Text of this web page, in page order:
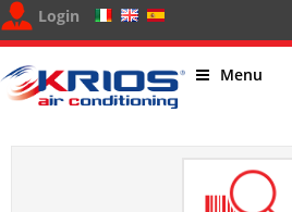
Login
Menu